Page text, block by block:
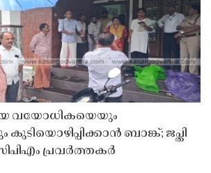
വയോധികയെയും
ബാങ്ക്; ജപ്തി
പ്രവർത്തകർ